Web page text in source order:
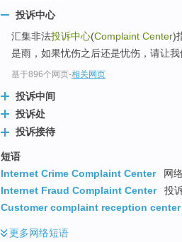
投诉中心
汇集非法投诉中心(Complaint Center)
是雨，如果忧伤之后还是忧伤，请让我
基于896个网页-相关网页
投诉中间
投诉处
投诉接待
短语
Internet Crime Complaint Center
网
Internet Fraud Complaint Center
投
Customer complaint reception center
更多网络短语